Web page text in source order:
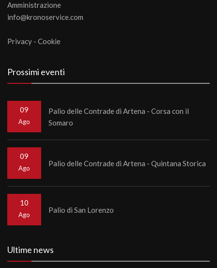
Amministrazione
info@kronoservice.com
Privacy - Cookie
Prossimi eventi
09
Ago
Palio delle Contrade di Artena - Corsa con il
Somaro
09
Ago
Palio delle Contrade di Artena - Quintana Storica
10
Ago
Palio di San Lorenzo
Ultime news